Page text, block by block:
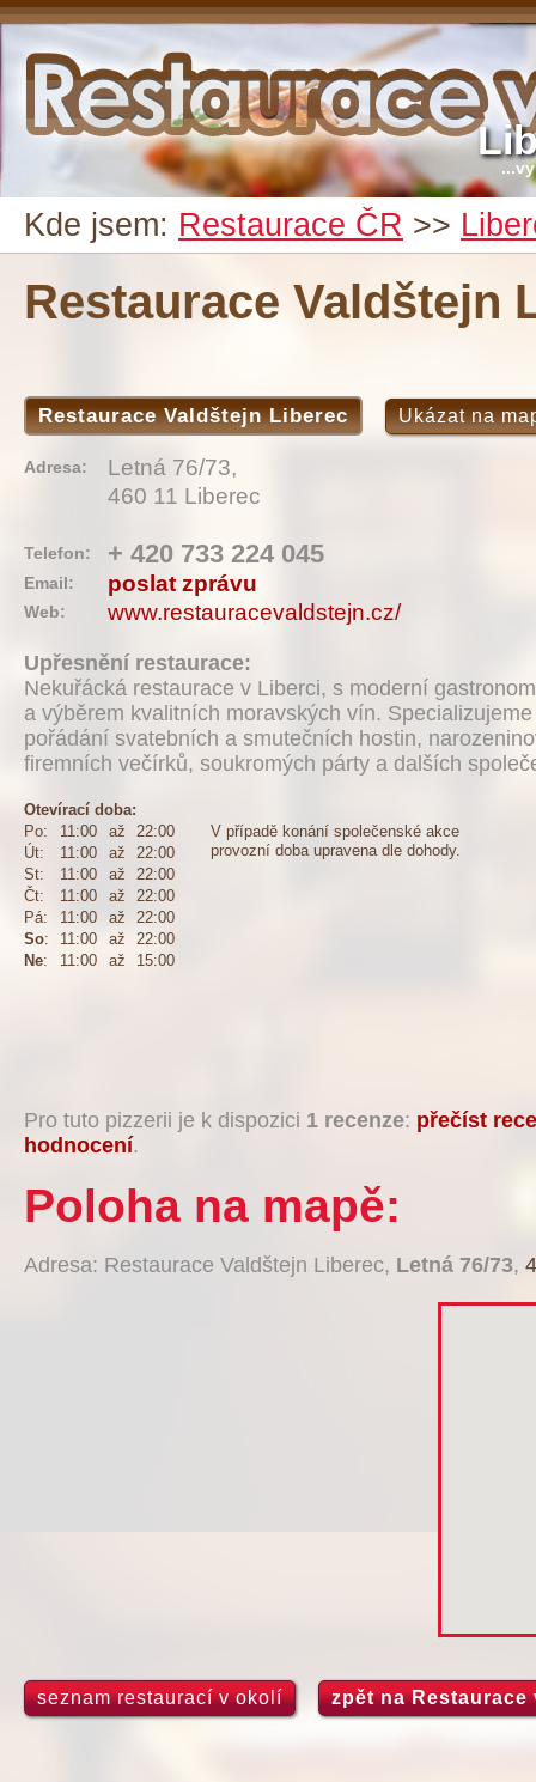
Kde jsem: Restaurace ČR >>
Restaurace Valdštejn
Restaurace Valdštejn Liberec Ukázat na
Adresa:
Letná 76/73,
460 11 Liberec
Telefon: + 420 733 224 045
Email: poslat zprávu
Web: www.restauracevaldstejn.cz/
Upřesnění restaurace:
Nekuřácká restaurace v Liberci, s moderní
a výběrem kvalitních moravských vín.
pořádání svatebních a smutečních hostin,
firemních večírků, soukromých párty a dalších
Otevírací doba:
Po:
11:00 až 22:00
V případě konání společenské akce
provozní doba upravena dle dohody.
Út: 11:00 až
22:00
St:
11:00 až
22:00
Čt:
11:00 až
22:00
Pá:
11:00 až
22:00
So: 11:00 až
22:00
Ne: 11:00 až 15:00
Pro tuto pizzerii je k dispozici 1 recenze: přečíst
hodnocení.
Poloha na mapě:
Adresa: Restaurace Valdštejn Liberec, Letná 76/73,
seznam restaurací v okolí zpět na